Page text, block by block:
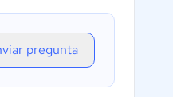
pregunta